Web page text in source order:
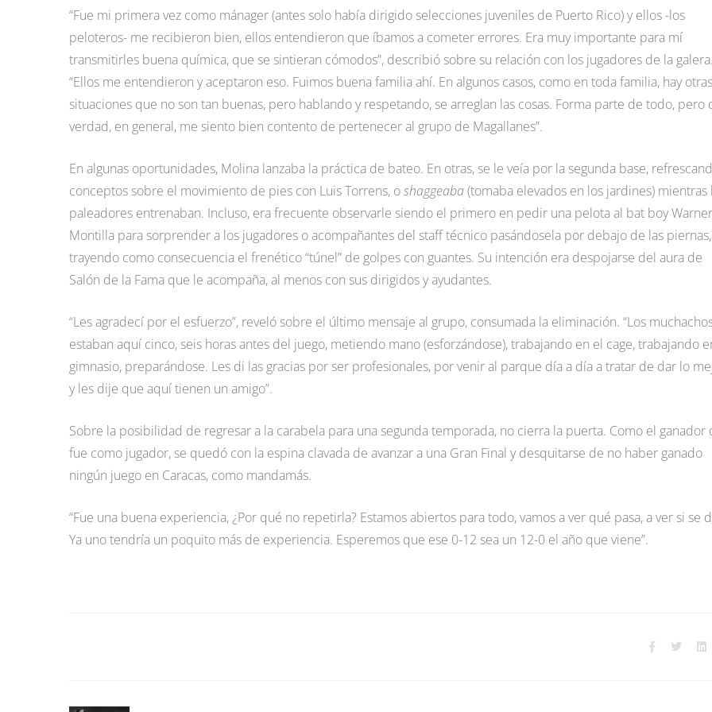
“Fue mi primera vez como mánager (antes solo había dirigido selecciones juveniles de Puerto Rico) y ellos -los
peloteros- me recibieron bien, ellos entendieron que íbamos a cometer errores. Era muy importante para mí
transmitirles buena química, que se sintieran cómodos”, describió sobre su relación con los jugadores de la galera.
“Ellos me entendieron y aceptaron eso. Fuimos buena familia ahí. En algunos casos, como en toda familia, hay otras
situaciones que no son tan buenas, pero hablando y respetando, se arreglan las cosas. Forma parte de todo, pero
verdad, en general, me siento bien contento de pertenecer al grupo de Magallanes”.
En algunas oportunidades, Molina lanzaba la práctica de bateo. En otras, se le veía por la segunda base,
conceptos sobre el movimiento de pies con Luis Torrens, oshaggeaba(tomaba elevados en los jardines) mientras
paleadores entrenaban. Incluso, era frecuente observarle siendo el primero en pedir una pelota al bat boy Warner
Montilla para sorprender a los jugadores o acompañantes del staff técnico pasándosela por debajo de las piernas,
trayendo como consecuencia el frenético “túnel” de golpes con guantes. Su intención era despojarse del aura de
Salón de la Fama que le acompaña, al menos con sus dirigidos y ayudantes.
“Les agradecí por el esfuerzo”, reveló sobre el último mensaje al grupo, consumada la eliminación. “Los
estaban aquí cinco, seis horas antes del juego, metiendo mano (esforzándose), trabajando en el cage, trabajando
gimnasio, preparándose. Les di las gracias por ser profesionales, por venir al parque día a día a tratar de dar lo
y les dije que aquí tienen un amigo”.
Sobre la posibilidad de regresar a la carabela para una segunda temporada, no cierra la puerta. Como el ganador
fue como jugador, se quedó con la espina clavada de avanzar a una Gran Final y desquitarse de no haber ganado
ningún juego en Caracas, como mandamás.
“Fue una buena experiencia, ¿Por qué no repetirla? Estamos abiertos para todo, vamos a ver qué pasa, a ver si se
Ya uno tendría un poquito más de experiencia. Esperemos que ese 0-12 sea un 12-0 el año que viene”.